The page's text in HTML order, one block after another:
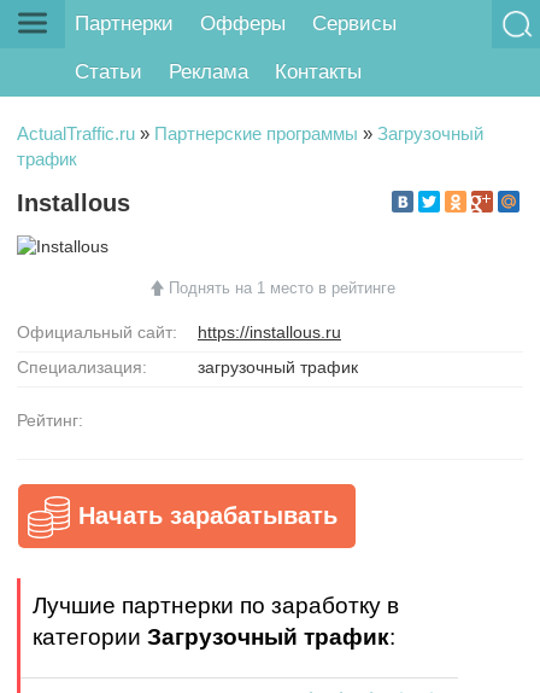
Партнерки Офферы Сервисы
Статьи Реклама Контакты
ActualTraffic.ru » Партнерские программы » Загрузочный
трафик
Installous
Поднять на 1 место в рейтинге
Официальный сайт:
https://installous.ru
Специализация:
загрузочный трафик
Рейтинг:
Начать зарабатывать
Лучшие партнерки по заработку в
категории Загрузочный трафик: